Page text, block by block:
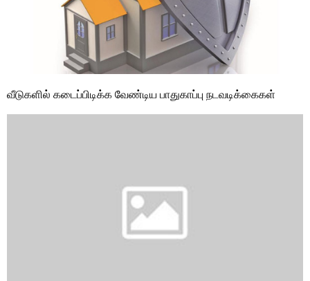
வீடுகளில் கடைப்பிடிக்க வேண்டிய பாதுகாப்பு நடவடிக்கைகள்